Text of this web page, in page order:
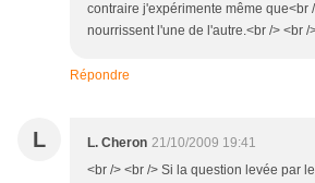
contraire j'expérimente même que<br
nourrissent l'une de l'autre.<br /> <br /
Répondre
L L. Cheron 21/10/2009 19:41
<br /> <br /> Si la question levée par